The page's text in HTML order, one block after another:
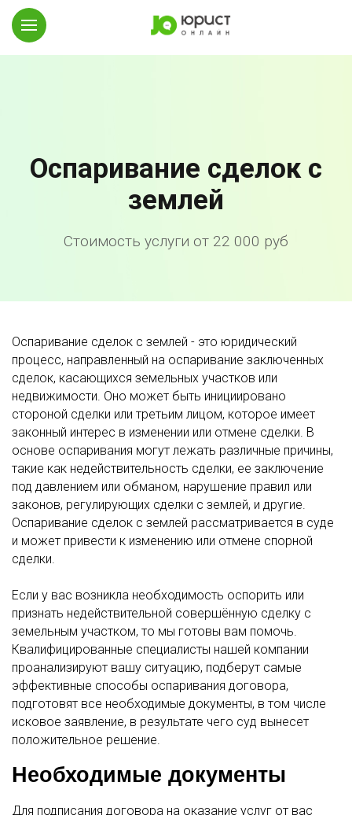
Оспаривание сделок с
землей
Стоимость услуги от 22 000 руб
Оспаривание сделок с землей - это юридический
процесс, направленный на оспаривание заключенных
сделок, касающихся земельных участков или
недвижимости. Оно может быть инициировано
стороной сделки или третьим лицом, которое имеет
законный интерес в изменении или отмене сделки. В
основе оспаривания могут лежать различные причины,
такие как недействительность сделки, ее заключение
под давлением или обманом, нарушение правил или
законов, регулирующих сделки с землей, и другие.
Оспаривание сделок с землей рассматривается в суде
и может привести к изменению или отмене спорной
сделки.
Если у вас возникла необходимость оспорить или
признать недействительной совершённую сделку с
земельным участком, то мы готовы вам помочь.
Квалифицированные специалисты нашей компании
проанализируют вашу ситуацию, подберут самые
эффективные способы оспаривания договора,
подготовят все необходимые документы, в том числе
исковое заявление, в результате чего суд вынесет
положительное решение.
Необходимые документы
Для подписания договора на оказание услуг от вас